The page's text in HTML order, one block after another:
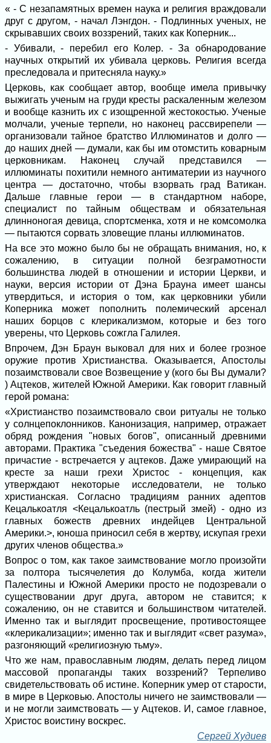
« - С незапамятных времен наука и религия враждовали
друг с другом, - начал Лэнгдон. - Подлинных ученых, не
скрывавших своих воззрений, таких как Коперник...
- Убивали, - перебил его Колер. - За обнародование
научных открытий их убивала церковь. Религия всегда
преследовала и притесняла науку.»
Церковь, как сообщает автор, вообще имела привычку
выжигать ученым на груди кресты раскаленным железом
и вообще казнить их с изощренной жестокостью. Ученые
молчали, ученые терпели, но наконец рассвирепели —
организовали тайное братство Иллюминатов и долго —
до наших дней — думали, как бы им отомстить коварным
церковникам. Наконец случай представился —
иллюминаты похитили немного антиматерии из научного
центра — достаточно, чтобы взорвать град Ватикан.
Дальше главные герои — в стандартном наборе,
специалист по тайным обществам и обязательная
длинноногая девица, спортсменка, хотя и не комсомолка
— пытаются сорвать зловещие планы иллюминатов.
На все это можно было бы не обращать внимания, но, к
сожалению, в ситуации полной безграмотности
большинства людей в отношении и истории Церкви, и
науки, версия истории от Дэна Брауна имеет шансы
утвердиться, и история о том, как церковники убили
Коперника может пополнить полемический арсенал
наших борцов с клерикализмом, которые и без того
уверены, что Церковь сожгла Галилея.
Впрочем, Дэн Браун выковал для них и более грозное
оружие против Христианства. Оказывается, Апостолы
позаимствовали свое Возвещение у (кого бы Вы думали?
) Ацтеков, жителей Южной Америки. Как говорит главный
герой романа:
«Христианство позаимствовало свои ритуалы не только
у солнцепоклонников. Канонизация, например, отражает
обряд рождения "новых богов", описанный древними
авторами. Практика "съедения божества" - наше Святое
причастие - встречается у ацтеков. Даже умирающий на
кресте за наши грехи Христос - концепция, как
утверждают некоторые исследователи, не только
христианская. Согласно традициям ранних адептов
Кецалькоатля <Кецалькоатль (пестрый змей) - одно из
главных божеств древних индейцев Центральной
Америки.>, юноша приносил себя в жертву, искупая грехи
других членов общества.»
Вопрос о том, как такое заимствование могло произойти
за полтора тысячелетия до Колумба, когда жители
Палестины и Южной Америки просто не подозревали о
существовании друг друга, автором не ставится; к
сожалению, он не ставится и большинством читателей.
Именно так и выглядит просвещение, противостоящее
«клерикализации»; именно так и выглядит «свет разума»,
разгоняющий «религиозную тьму».
Что же нам, православным людям, делать перед лицом
массовой пропаганды таких воззрений? Терпеливо
свидетельствовать об истине. Коперник умер от старости,
в мире в Церковью. Апостолы ничего не заимствовали —
и не могли заимствовать — у Ацтеков. И, самое главное,
Христос воистину воскрес.
Сергей Худиев